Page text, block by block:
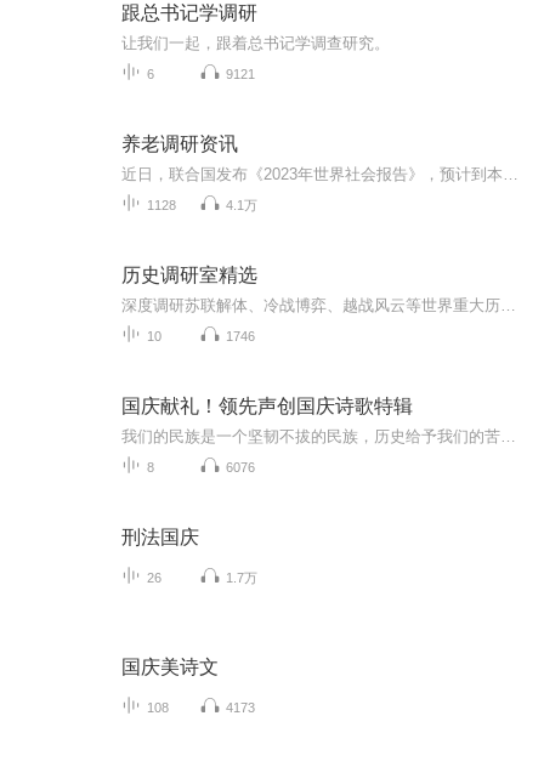
跟总书记学调研
让我们一起，跟着总书记学调查研究。
6 9121
养老调研资讯
1128 4.1万
历史调研室精选
10 1746
国庆献礼！领先声创国庆诗歌特辑
8 6076
刑法国庆
26 1.7万
国庆美诗文
108 4173